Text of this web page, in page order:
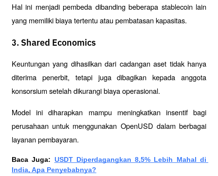
Hal ini menjadi pembeda dibanding beberapa stablecoin lain
yang memiliki biaya tertentu atau pembatasan kapasitas.
3. Shared Economics
Keuntungan yang dihasilkan dari cadangan aset tidak hanya
diterima penerbit, tetapi juga dibagikan kepada anggota
konsorsium setelah dikurangi biaya operasional.
Model ini diharapkan mampu meningkatkan insentif bagi
perusahaan untuk menggunakan OpenUSD dalam berbagai
layanan pembayaran.
Baca Juga: USDT Diperdagangkan 8,5% Lebih Mahal di
India, Apa Penyebabnya?